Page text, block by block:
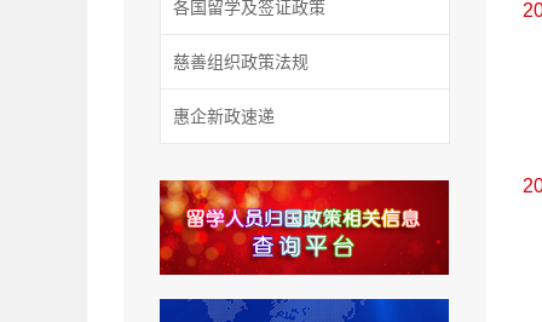
各国留学及签证政策
慈善组织政策法规
惠企新政速递